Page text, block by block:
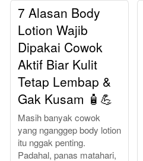
7 Alasan Body
Lotion Wajib
Dipakai Cowok
Aktif Biar Kulit
Tetap Lembap &
Gak Kusam 🧴💪
Masih banyak cowok
yang nganggep body lotion
itu nggak penting.
Padahal, panas matahari,